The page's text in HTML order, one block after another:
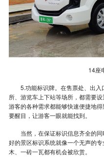
14座
5.功能标识牌。在售票处、出
所、游览车上下站等场所，都需要
游客的各种需求都能够快速便捷地
要醒目，让游客一眼就能找到。
当然，在保证标识信息齐全的
好的景区标识系统就像一个无声的
木、一砖一瓦都有机会被欣赏。